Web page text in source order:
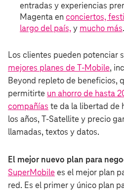
entradas y experiencias
Magenta en conciertos,
largo del país, y mucho más.
Los clientes pueden potenciar
mejores planes de T‑Mobile,
Beyond repleto de beneficios,
permitirte un ahorro de hasta
compañías te da la libertad de
los años, T-Satellite y precio
llamadas, textos y datos.
El mejor nuevo plan para
SuperMobile es el mejor plan
red. Es el primer y único plan